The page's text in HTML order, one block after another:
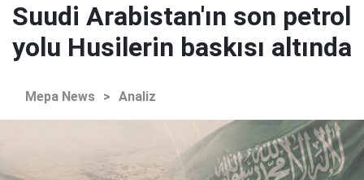
Suudi Arabistan'ın son petrol
yolu Husilerin baskısı altında
Mepa News > Analiz